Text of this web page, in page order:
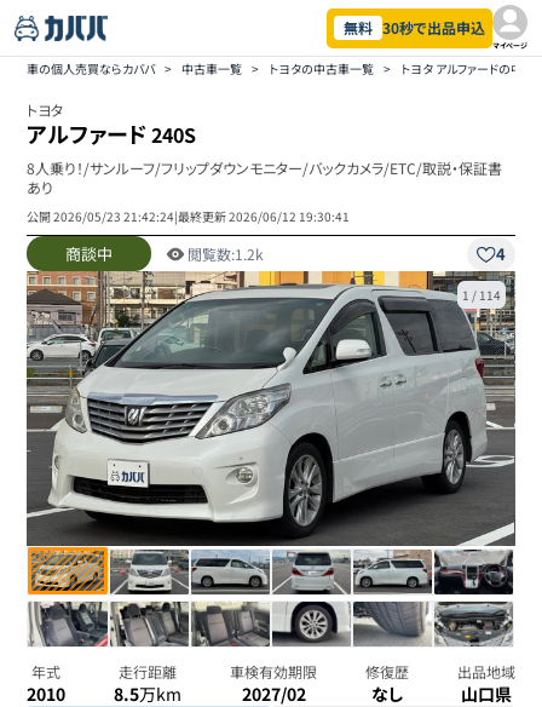
無料 30秒で出品申込
マイページ
車の個人売買ならカババ > 中古車一覧 > トヨタの中古車一覧 > トヨタ アルファードの中古
トヨタ
アルファード240S
8人乗り！/サンルーフ/フリップダウンモニター/バックカメラ/ETC/取説・保証書
あり
公開2026/05/23 21:42:24|最終更新2026/06/12 19:30:41
商談中 閲覧数:1.2k 4
1 / 114
年式
2010
走行距離
8.5万km
車検有効期限
2027/02
修復歴
なし
出品地域
山口県